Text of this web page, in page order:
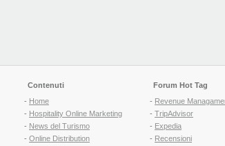
Contenuti
- Home
- Hospitality Online Marketing
- News del Turismo
- Online Distribution
Forum Hot Tag
- Revenue
- TripAdvisor
- Expedia
- Recensioni